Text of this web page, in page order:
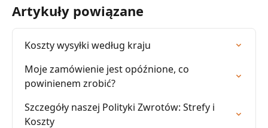
Artykuły powiązane
Koszty wysyłki według kraju
Moje zamówienie jest opóźnione, co
powinienem zrobić?
Szczegóły naszej Polityki Zwrotów: Strefy i
Koszty